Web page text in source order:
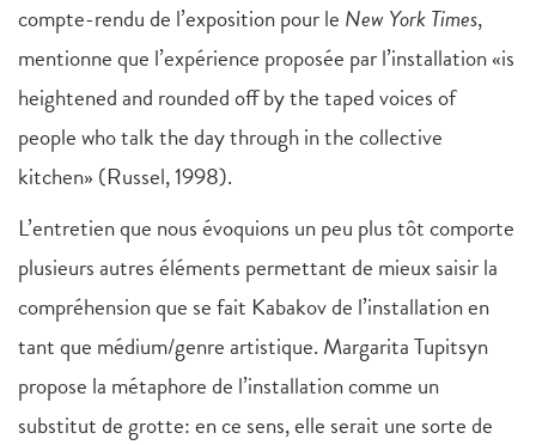
compte-rendu de l’exposition pour le New York Times,
mentionne que l’expérience proposée par l’installation «is
heightened and rounded off by the taped voices of
people who talk the day through in the collective
kitchen» (Russel, 1998).
L’entretien que nous évoquions un peu plus tôt comporte
plusieurs autres éléments permettant de mieux saisir la
compréhension que se fait Kabakov de l’installation en
tant que médium/genre artistique. Margarita Tupitsyn
propose la métaphore de l’installation comme un
substitut de grotte: en ce sens, elle serait une sorte de